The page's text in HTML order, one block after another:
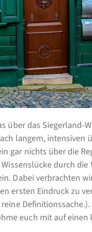
über das Siegerland-
langem, intensiven
gar nichts über die
durch
Dabei verbrachten
ersten Eindruck zu
euch mit auf